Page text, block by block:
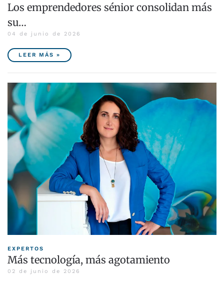
Los emprendedores sénior consolidan más
su…
04 de junio de 2026
LEER MÁS »
EXPERTOS
Más tecnología, más agotamiento
02 de junio de 2026